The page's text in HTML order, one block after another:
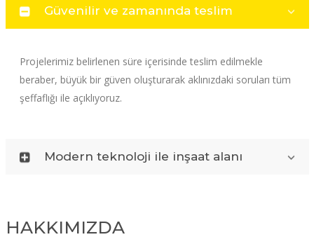
Güvenilir ve zamanında teslim
Projelerimiz belirlenen süre içerisinde teslim edilmekle
beraber, büyük bir güven oluşturarak aklınızdaki soruları tüm
şeffaflığı ile açıklıyoruz.
Modern teknoloji ile inşaat alanı
HAKKIMIZDA